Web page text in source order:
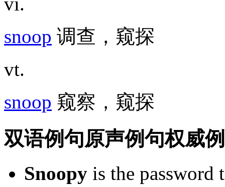
snoop 调查，窥探
vt.
snoop 窥察，窥探
双语例句原声例句权威
Snoopy is the password